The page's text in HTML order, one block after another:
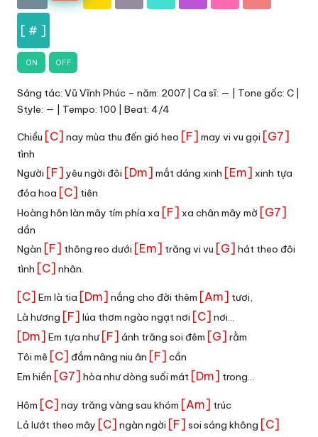
[ # ]
ON OFF
Sáng tác: Vũ Vĩnh Phúc – năm: 2007 | Ca sĩ: — | Tone gốc: C |
Style: — | Tempo: 100 | Beat: 4/4
Chiều [C] nay mùa thu đến gió heo [F] may vi vu gọi [G7]
tình
Người [F] yêu ngời đôi [Dm] mắt dáng xinh [Em] xinh tựa
đóa hoa [C] tiên
Hoàng hôn làn mây tím phía xa [F] xa chân mây mờ [G7]
dần
Ngàn [F] thông reo dưới [Em] trăng vi vu [G] hát theo đôi
tình [C] nhân.
[C] Em là tia [Dm] nắng cho đời thêm [Am] tươi,
Là hương [F] lúa thơm ngào ngạt nơi [C] nơi…
[Dm] Em tựa như [F] ánh trăng soi đêm [G] rằm
Tôi mê [C] đắm nâng niu ân [F] cần
Em hiền [G7] hòa như dòng suối mát [Dm] trong…
Hôm [C] nay trăng vàng sau khóm [Am] trúc
Lả lướt theo mây [C] ngàn ngời [F] soi sáng không [C]